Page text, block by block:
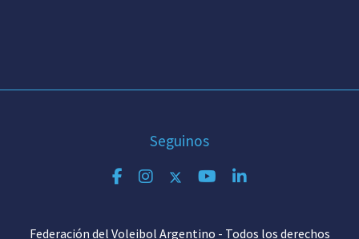
Seguinos
Federación del Voleibol Argentino - Todos los derechos